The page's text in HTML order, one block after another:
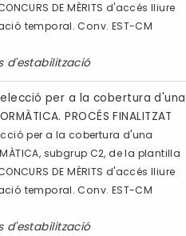
DE MÈRITS d'accés lliure
temporal. Conv. EST-CM
d'estabilització
per a la cobertura d'una
PROCÉS FINALITZAT
per a la cobertura d'una
subgrup C2, de la plantilla
DE MÈRITS d'accés lliure
temporal. Conv. EST-CM
d'estabilització